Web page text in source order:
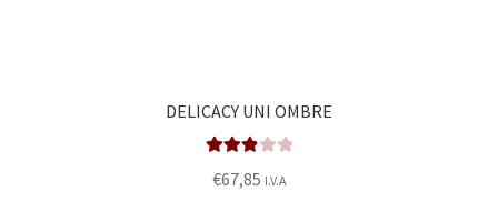
DELICACY UNI OMBRE
o en
€67,85 I.V.A